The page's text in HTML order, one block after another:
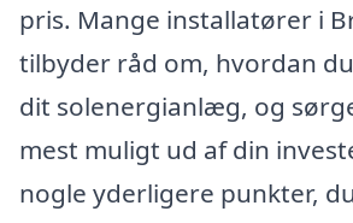
pris. Mange installatører i
tilbyder råd om, hvordan
dit solenergianlæg, og
mest muligt ud af din
nogle yderligere punkter,